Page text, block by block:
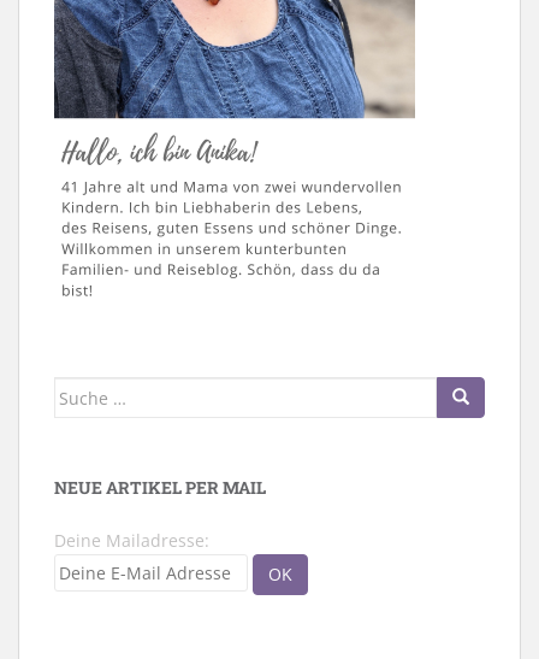
Suche
NEUE ARTIKEL PER MAIL
Deine Mailadresse: